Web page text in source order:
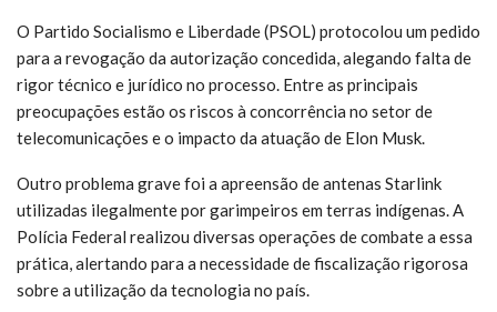
O Partido Socialismo e Liberdade (PSOL) protocolou um pedido
para a revogação da autorização concedida, alegando falta de
rigor técnico e jurídico no processo. Entre as principais
preocupações estão os riscos à concorrência no setor de
telecomunicações e o impacto da atuação de Elon Musk.
Outro problema grave foi a apreensão de antenas Starlink
utilizadas ilegalmente por garimpeiros em terras indígenas. A
Polícia Federal realizou diversas operações de combate a essa
prática, alertando para a necessidade de fiscalização rigorosa
sobre a utilização da tecnologia no país.